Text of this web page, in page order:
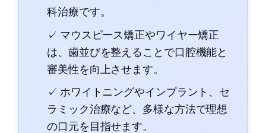
科治療です。
✓ マウスピース矯正やワイヤー矯正
は、歯並びを整えることで口腔機能と
審美性を向上させます。
✓ ホワイトニングやインプラント、セ
ラミック治療など、多様な方法で理想
の口元を目指せます。